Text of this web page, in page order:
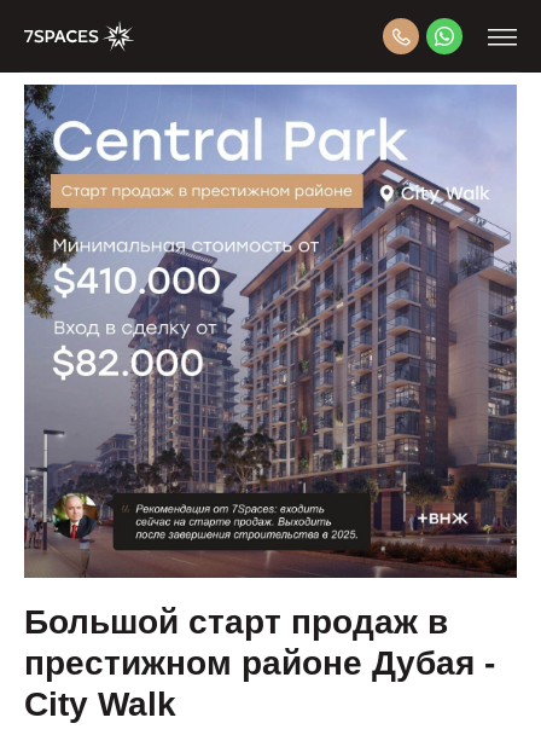
Большой старт продаж в
престижном районе Дубая -
City Walk